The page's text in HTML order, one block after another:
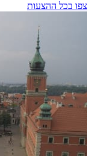
צפו בכל ההצעות